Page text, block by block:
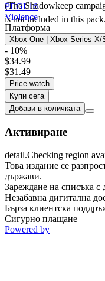
(The Shadowkeep
is not included in this
PEGI 16
Violence
Платформа
Xbox One | Xbox Series X/
- 10%
$34.99
$31.49
Price watch
Купи сега
Добави в количката
Активиране
detail.Checking region
Това издание се
държави.
Зареждане на списъка с
Незабавна дигитална
Бърза клиентска
Сигурно плащане
Powered by